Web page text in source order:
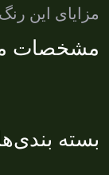
مزایای این
مشخصات
بسته